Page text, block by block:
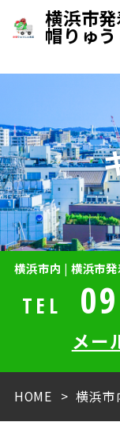
横浜市
帽りゅ
横浜市内 | 横浜市
TEL
メー
HOME 横浜市